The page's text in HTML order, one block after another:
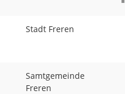
Stadt Freren
Samtgemeinde
Freren